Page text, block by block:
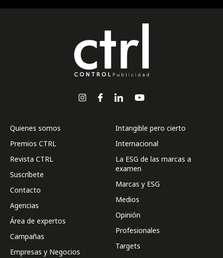
Quienes somos
Premios CTRL
Revista CTRL
Suscríbete
Contacto
Agencias
Área de expertos
Campañas
Empresas y Negocios
Intangible pero cierto
Internacional
La ESG de las marcas a
examen
Marcas y ESG
Medios
Opinión
Profesionales
Targets